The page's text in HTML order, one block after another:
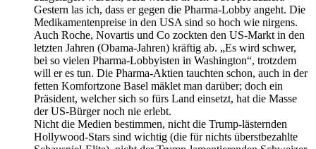
Gestern las ich, dass er gegen die Pharma-Lobby angeht. Die
Medikamentenpreise in den USA sind so hoch wie nirgens.
Auch Roche, Novartis und Co zockten den US-Markt in den
letzten Jahren (Obama-Jahren) kräftig ab. „Es wird schwer,
bei so vielen Pharma-Lobbyisten in Washington“, trotzdem
will er es tun. Die Pharma-Aktien tauchten schon, auch in der
fetten Komfortzone Basel mäklet man darüber; doch ein
Präsident, welcher sich so fürs Land einsetzt, hat die Masse
der US-Bürger noch nie erlebt.
Nicht die Medien bestimmen, nicht die Trump-lästernden
Hollywood-Stars sind wichtig (die für nichts überstbezahlte